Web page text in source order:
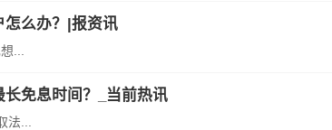
怎么办？|报资讯
...
免息时间？_当前热讯
...